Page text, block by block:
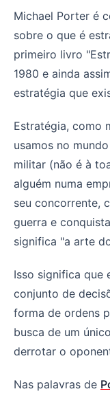
Melhores livros
Michael Porter é
sobre o que é
primeiro livro
1980 e ainda
estratégia que
Estratégia, como
usamos no
militar (não é à
alguém numa
seu concorrente,
guerra e
significa "a arte
Isso significa que
conjunto de
forma de ordens
busca de um
derrotar o
Nas palavras de